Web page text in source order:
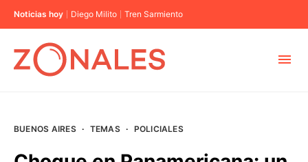
Noticias hoy Diego Milito Tren Sarmiento
BUENOS AIRES · TEMAS · POLICIALES